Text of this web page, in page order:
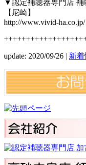
▼認定補聴器専門店
【尼崎】
http://www.vivid-ha.co.jp/
update: 2020/09/26 | 新